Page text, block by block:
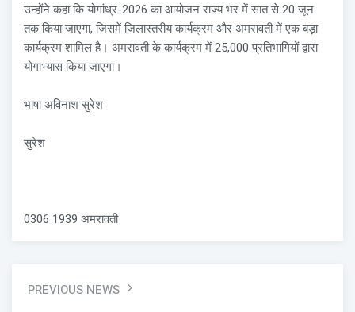
उन्होंने कहा कि योगांध्र-2026 का आयोजन राज्य भर में सात से 20 जून
तक किया जाएगा, जिसमें जिलास्तरीय कार्यक्रम और अमरावती में एक बड़ा
कार्यक्रम शामिल है। अमरावती के कार्यक्रम में 25,000 प्रतिभागियों द्वारा
योगाभ्यास किया जाएगा।
भाषा अविनाश सुरेश
सुरेश
0306 1939 अमरावती
PREVIOUS NEWS